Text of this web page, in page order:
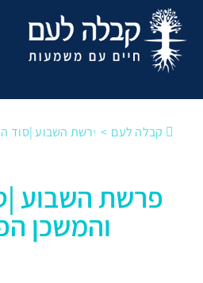
פרשת השבוע |סוד
פרשת השבוע
והמשכן